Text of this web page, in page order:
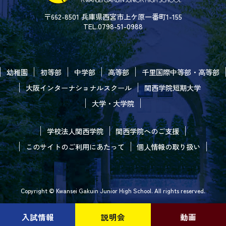
入試情報 説明会 動画
〒662-8501 兵庫県西宮市上ケ原一番町1-155
TEL.0798-51-0988
幼稚園 初等部 中学部 高等部
千里国際中等部・高等部
大阪インターナショナルスクール
関西学院短期大学
大学・大学院
学校法人関西学院
関西学院へのご支援
このサイトのご利用にあたって
個人情報の取り扱い
Copyright © Kwansei Gakuin Junior High School. All rights reserved.